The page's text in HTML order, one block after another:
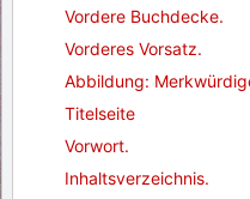
Vordere Buchdecke.
Vorderes Vorsatz.
Abbildung:
Titelseite
Vorwort.
Inhaltsverzeichnis.